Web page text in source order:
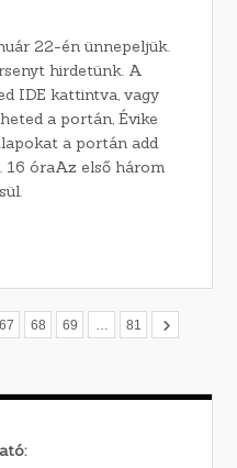
22-én ünnepeljük.
hirdetünk. A
IDE kattintva, vagy
a portán, Évike
a portán add
16 óraAz első három
67 68 69 … 81